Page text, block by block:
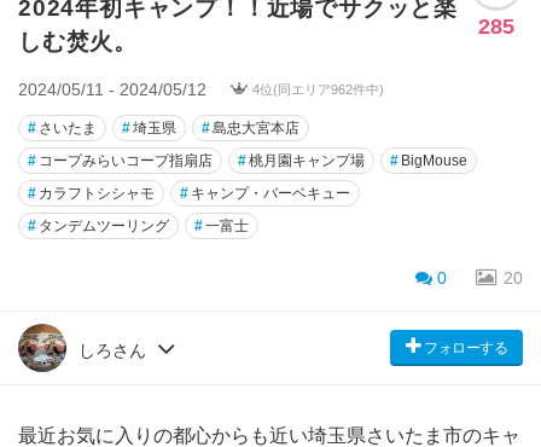
2024年初キャンプ！！近場でサクッと楽
しむ焚火。
285
2024/05/11 - 2024/05/12 4位(同エリア962件中)
# さいたま #埼玉県 #島忠大宮本店
# コープみらいコープ指扇店 #桃月園キャンプ場 # BigMouse
# カラフトシシャモ # キャンプ・バーベキュー
# タンデムツーリング #一富士
0 20
しろさん フォローする
最近お気に入りの都心からも近い埼玉県さいたま市のキャ